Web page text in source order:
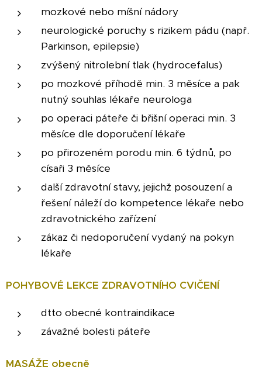
mozkové nebo míšní nádory
neurologické poruchy s rizikem pádu (např.
Parkinson, epilepsie)
zvýšený nitrolební tlak (hydrocefalus)
po mozkové příhodě min. 3 měsíce a pak
nutný souhlas lékaře neurologa
po operaci páteře či břišní operaci min. 3
měsíce dle doporučení lékaře
po přirozeném porodu min. 6 týdnů, po
císaři 3 měsíce
další zdravotní stavy, jejichž posouzení a
řešení náleží do kompetence lékaře nebo
zdravotnického zařízení
zákaz či nedoporučení vydaný na pokyn
lékaře
POHYBOVÉ LEKCE ZDRAVOTNÍHO CVIČENÍ
dtto obecné kontraindikace
závažné bolesti páteře
MASÁŽE obecně